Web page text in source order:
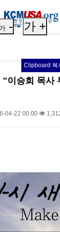
가 - 가 +
Clipboard 복
"이승희 목사
04-22 00:00